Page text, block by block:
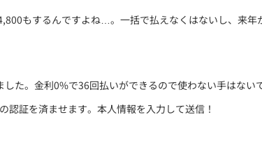
もするんですよね…。一括で払えなくはないし、来
た。金利0%で36回払いができるので使わない手はない
証を済ませます。本人情報を入力して送信！